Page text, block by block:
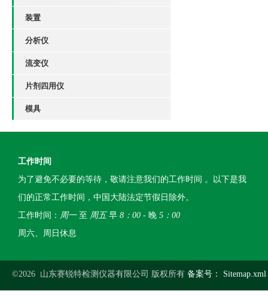
装置
分析仪
流变仪
片剂四用仪
模具
工作时间
为了避免不必要的等待，敬请注意我们的工作时间 。以下是我
们的正常工作时间，中国大陆法定节假日除外。
工作时间： 周一至 周五早 8：00 - 晚 5：00
周六、周日休息
©2026 山东赛锐特检测仪器有限公司 版权所有 备案号： Sitemap.xml